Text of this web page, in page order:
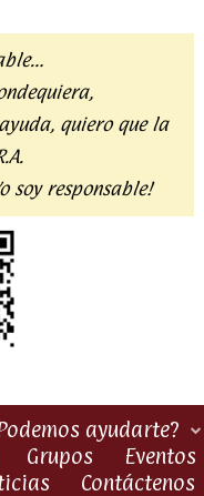
quiero que la
soy responsable!
ayudarte?
Grupos
Eventos
Contáctenos